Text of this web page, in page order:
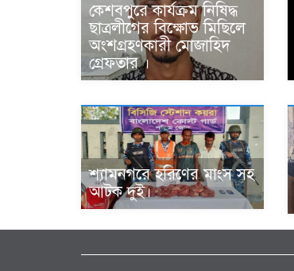
কেশবপুরে কার্যক্রম নিষিদ্ধ
ছাত্রলীগের বিক্ষোভ মিছিলে
অংশগ্রহণকারী মোজাহিদ
গ্রেফতার ।
শ্যামনগরে হরিণের মাংস সহ
আটক দুই।